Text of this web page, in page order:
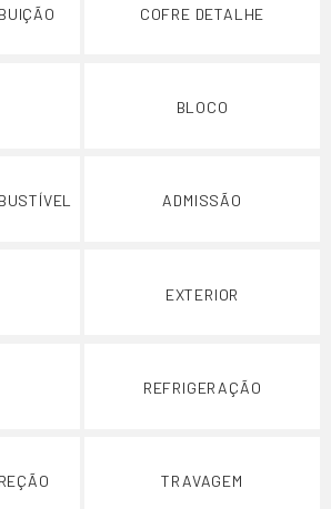
COFRE DETALHE
BLOCO
ADMISSÃO
EXTERIOR
REFRIGERAÇÃO
TRAVAGEM